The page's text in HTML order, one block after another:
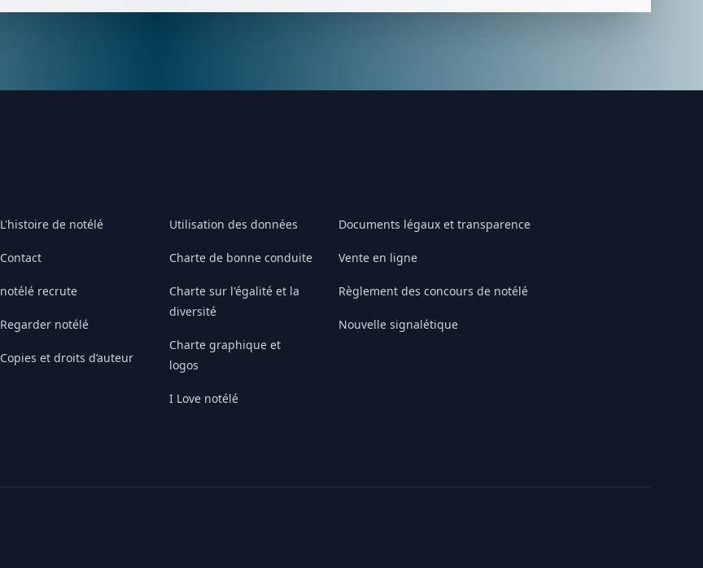
L'histoire de notélé
Contact
notélé recrute
Regarder notélé
Copies et droits d’auteur
Utilisation des données
Charte de bonne conduite
Charte sur l'égalité et la
diversité
Charte graphique et
logos
I Love notélé
Documents légaux et transparence
Vente en ligne
Règlement des concours de notélé
Nouvelle signalétique